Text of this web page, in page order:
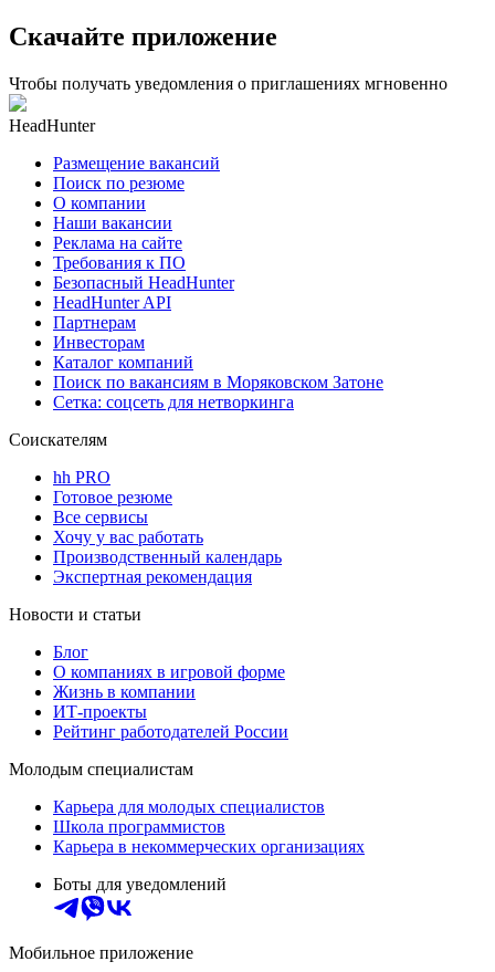
Скачайте приложение
Чтобы получать уведомления о приглашениях мгновенно
HeadHunter
Размещение вакансий
Поиск по резюме
О компании
Наши вакансии
Реклама на сайте
Требования к ПО
Безопасный HeadHunter
HeadHunter API
Партнерам
Инвесторам
Каталог компаний
Поиск по вакансиям в Моряковском Затоне
Сетка: соцсеть для нетворкинга
Соискателям
hh PRO
Готовое резюме
Все сервисы
Хочу у вас работать
Производственный календарь
Экспертная рекомендация
Новости и статьи
Блог
О компаниях в игровой форме
Жизнь в компании
ИТ-проекты
Рейтинг работодателей России
Молодым специалистам
Карьера для молодых специалистов
Школа программистов
Карьера в некоммерческих организациях
Боты для уведомлений
Мобильное приложение